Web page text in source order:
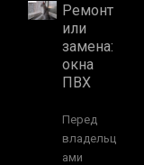
Ремонт
или
замена:
окна
ПВХ
Перед
владельц
ами